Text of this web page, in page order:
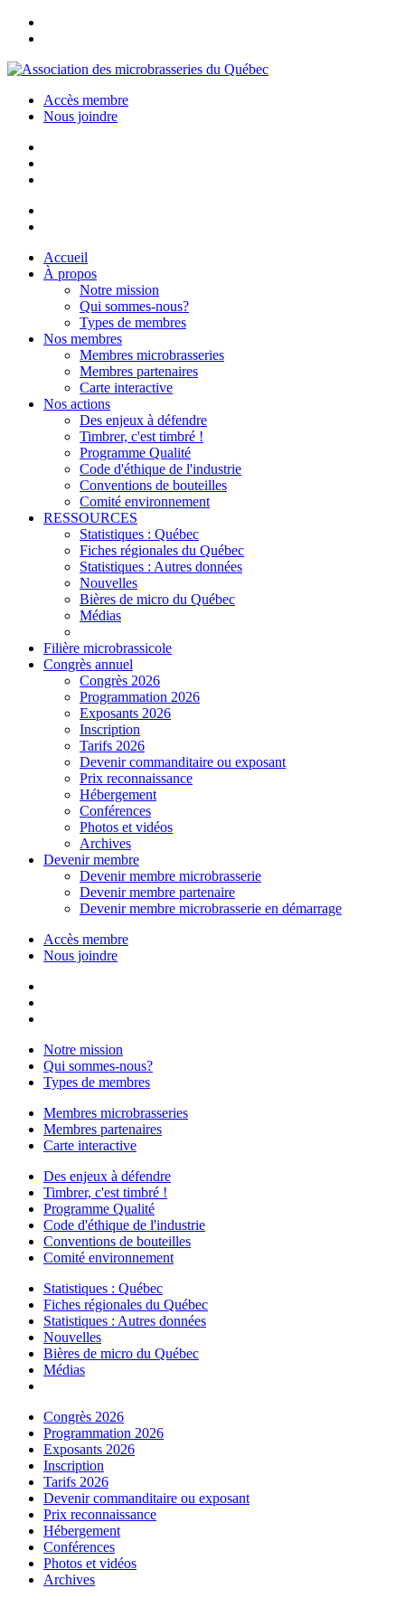
Accès membre
Nous joindre
Accueil
À propos
Notre mission
Qui sommes-nous?
Types de membres
Nos membres
Membres microbrasseries
Membres partenaires
Carte interactive
Nos actions
Des enjeux à défendre
Timbrer, c'est timbré !
Programme Qualité
Code d'éthique de l'industrie
Conventions de bouteilles
Comité environnement
RESSOURCES
Statistiques : Québec
Fiches régionales du Québec
Statistiques : Autres données
Nouvelles
Bières de micro du Québec
Médias
Filière microbrassicole
Congrès annuel
Congrès 2026
Programmation 2026
Exposants 2026
Inscription
Tarifs 2026
Devenir commanditaire ou exposant
Prix reconnaissance
Hébergement
Conférences
Photos et vidéos
Archives
Devenir membre
Devenir membre microbrasserie
Devenir membre partenaire
Devenir membre microbrasserie en démarrage
Accès membre
Nous joindre
Notre mission
Qui sommes-nous?
Types de membres
Membres microbrasseries
Membres partenaires
Carte interactive
Des enjeux à défendre
Timbrer, c'est timbré !
Programme Qualité
Code d'éthique de l'industrie
Conventions de bouteilles
Comité environnement
Statistiques : Québec
Fiches régionales du Québec
Statistiques : Autres données
Nouvelles
Bières de micro du Québec
Médias
Congrès 2026
Programmation 2026
Exposants 2026
Inscription
Tarifs 2026
Devenir commanditaire ou exposant
Prix reconnaissance
Hébergement
Conférences
Photos et vidéos
Archives